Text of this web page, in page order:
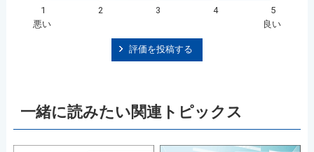
1 2 3 4
5
悪い
良い
評価を投稿する
一緒に読みたい関連トピックス